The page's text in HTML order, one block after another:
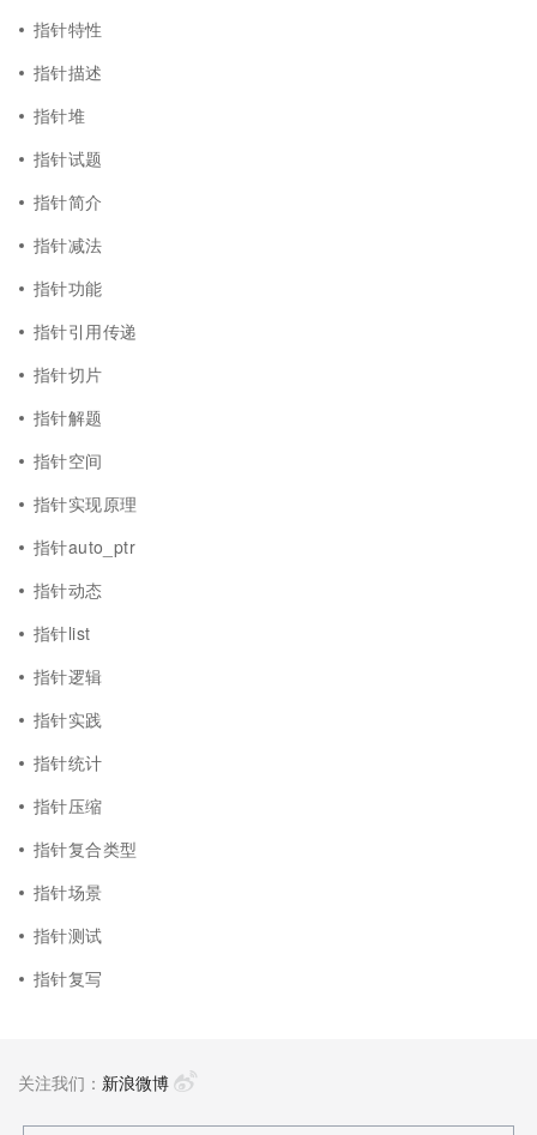
指针特性
指针描述
指针堆
指针试题
指针简介
指针减法
指针功能
指针引用传递
指针切片
指针解题
指针空间
指针实现原理
指针auto_ptr
指针动态
指针list
指针逻辑
指针实践
指针统计
指针压缩
指针复合类型
指针场景
指针测试
指针复写
关注我们： 新浪微博